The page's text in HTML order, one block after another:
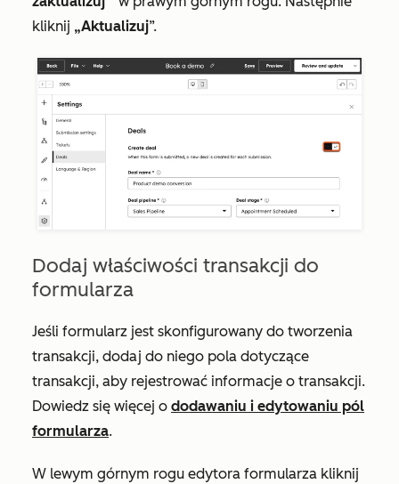
kliknij „Aktualizuj”.
Dodaj właściwości transakcji do
formularza
Jeśli formularz jest skonfigurowany do tworzenia
transakcji, dodaj do niego pola dotyczące
transakcji, aby rejestrować informacje o transakcji.
Dowiedz się więcej o dodawaniu i edytowaniu pól
formularza.
W lewym górnym rogu edytora formularza kliknij